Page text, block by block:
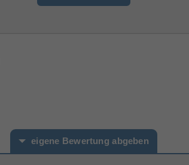
eigene Bewertung abgeben